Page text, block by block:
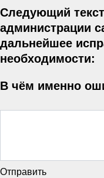
Следующий
администрации
дальнейшее
необходимости:
В чём именно
Отправить